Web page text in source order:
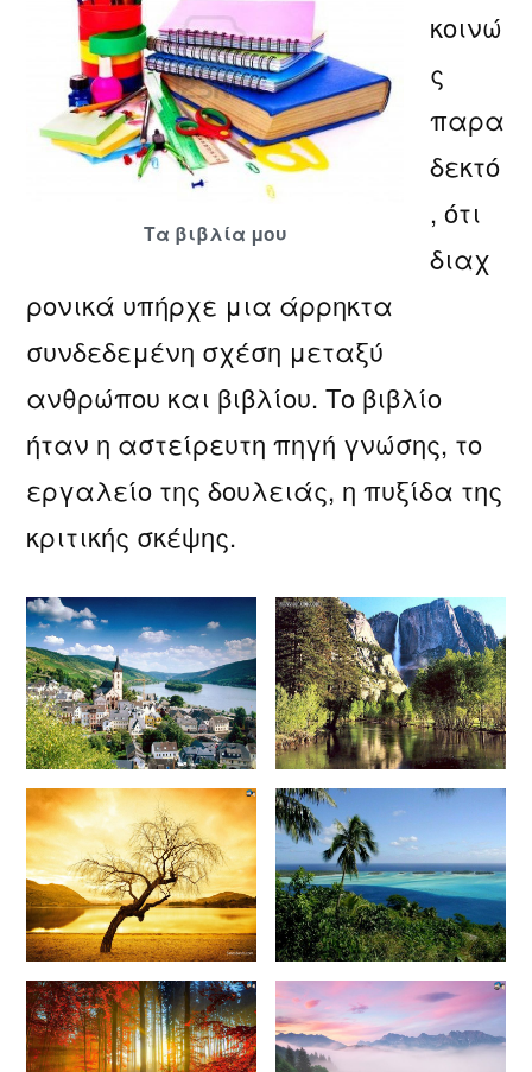
Τα βιβλία μου
κοινώ
ς
παρα
δεκτό
, ότι
διαχ
ρονικά υπήρχε μια άρρηκτα
συνδεδεμένη σχέση μεταξύ
ανθρώπου και βιβλίου. Το βιβλίο
ήταν η αστείρευτη πηγή γνώσης, το
εργαλείο της δουλειάς, η πυξίδα της
κριτικής σκέψης.